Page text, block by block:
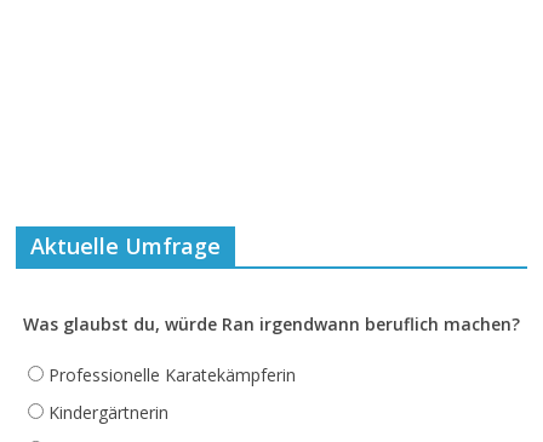
Aktuelle Umfrage
Was glaubst du, würde Ran irgendwann beruflich machen?
Professionelle Karatekämpferin
Kindergärtnerin